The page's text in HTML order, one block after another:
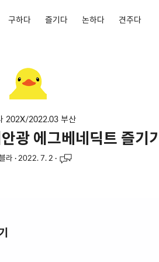
구하다 즐기다 논하다 견주다
202X/2022.03 부산
광 에그베네딕트 즐기
라 · 2022. 7. 2 ·